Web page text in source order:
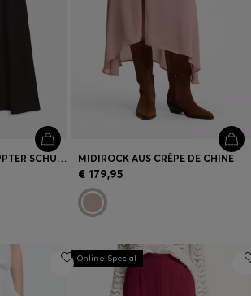
MAXIROCK AUS GERIPPTER SCHURWOLLE MIDIROCK AUS CRÊPE DE CHINE
€ 179,95
Online Special